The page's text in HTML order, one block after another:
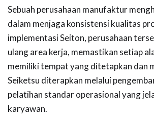
Sebuah perusahaan manufaktur
dalam menjaga konsistensi kualitas
implementasi Seiton, perusahaan
ulang area kerja, memastikan setiap
memiliki tempat yang ditetapkan dan
Seiketsu diterapkan melalui
pelatihan standar operasional yang
karyawan.